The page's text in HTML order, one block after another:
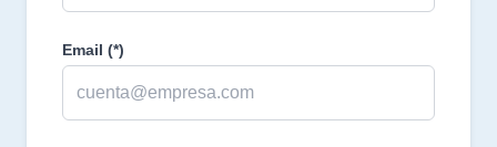
Email (*)